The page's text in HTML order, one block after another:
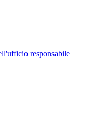
responsabile